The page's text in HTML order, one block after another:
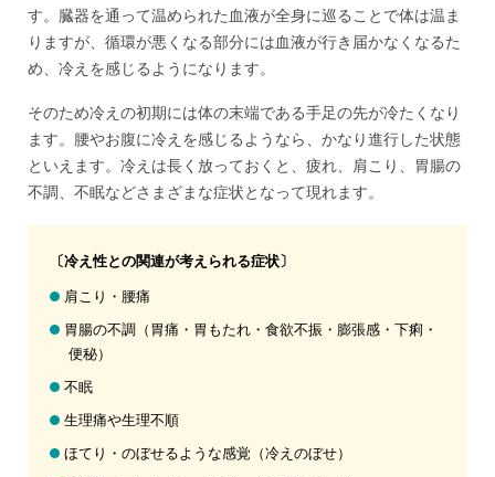
す。臓器を通って温められた血液が全身に巡ることで体は温ま
りますが、循環が悪くなる部分には血液が行き届かなくなるた
め、冷えを感じるようになります。
そのため冷えの初期には体の末端である手足の先が冷たくなり
ます。腰やお腹に冷えを感じるようなら、かなり進行した状態
といえます。冷えは長く放っておくと、疲れ、肩こり、胃腸の
不調、不眠などさまざまな症状となって現れます。
〔冷え性との関連が考えられる症状〕
肩こり・腰痛
胃腸の不調（胃痛・胃もたれ・食欲不振・膨張感・下痢・
便秘）
不眠
生理痛や生理不順
ほてり・のぼせるような感覚（冷えのぼせ）